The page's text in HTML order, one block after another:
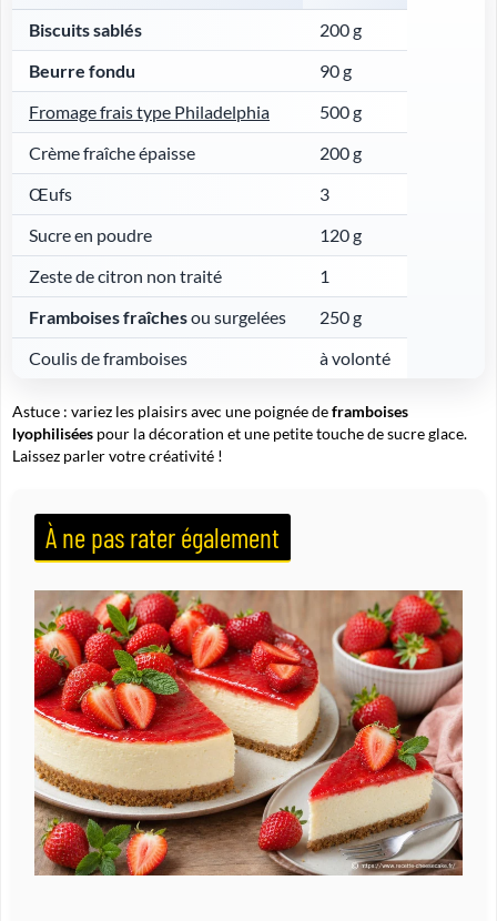
Biscuits sablés
200 g
Beurre fondu
90 g
Fromage frais type Philadelphia
500 g
Crème fraîche épaisse
200 g
Œufs
3
Sucre en poudre
120 g
Zeste de citron non traité
1
Framboises fraîchesou surgelées
250 g
Coulis de framboises
à volonté
Astuce : variez les plaisirs avec une poignée deframboises
lyophilisées pour la décoration et une petite touche de sucre glace.
Laissez parler votre créativité !
À ne pas rater également